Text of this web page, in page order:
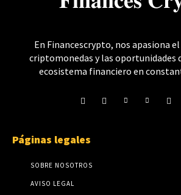
En Financescrypto, nos apasiona
criptomonedas y las oportunidades
ecosistema financiero en
Páginas legales
SOBRE NOSOTROS
AVISO LEGAL